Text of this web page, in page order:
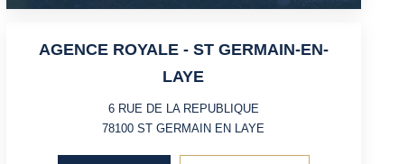
AGENCE ROYALE - ST GERMAIN-EN-
LAYE
6 RUE DE LA REPUBLIQUE
78100ST GERMAIN EN LAYE